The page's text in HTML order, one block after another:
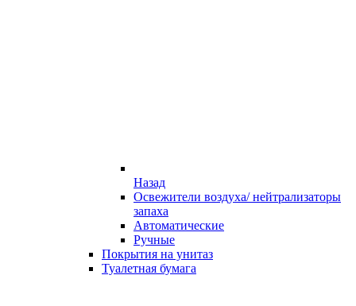
Назад
Освежители воздуха/ нейтрализаторы
запаха
Автоматические
Ручные
Покрытия на унитаз
Туалетная бумага